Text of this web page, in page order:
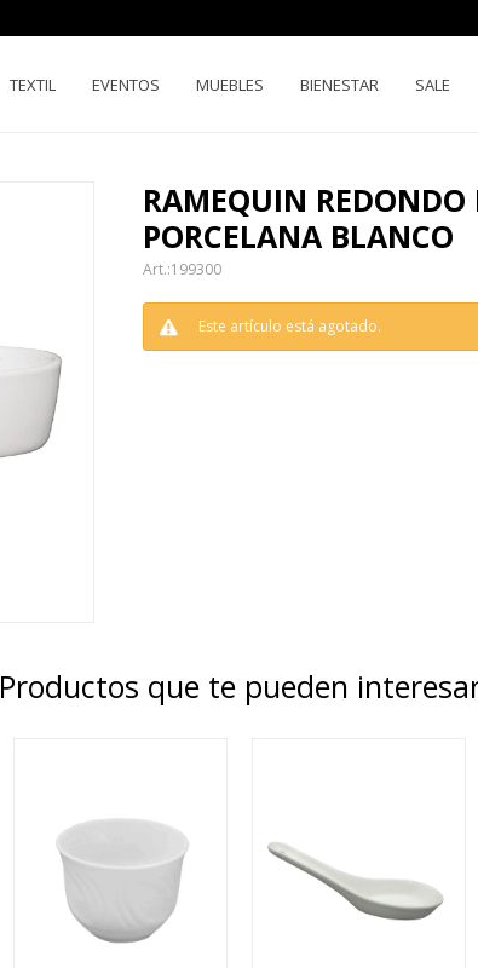
TEXTIL EVENTOS MUEBLES BIENESTAR SALE
RAMEQUIN REDONDO
PORCELANA BLANCO
199300
Este artículo está agotado.
Productos que te pueden